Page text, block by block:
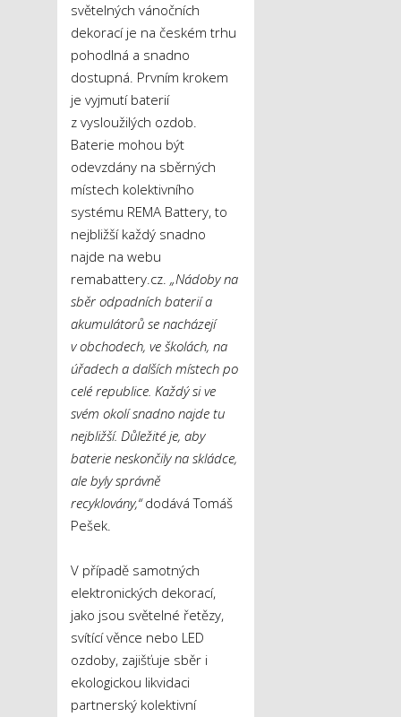
světelných vánočních
dekorací je na českém trhu
pohodlná a snadno
dostupná. Prvním krokem
je vyjmutí baterií
z vysloužilých ozdob.
Baterie mohou být
odevzdány na sběrných
místech kolektivního
systému REMA Battery, to
nejbližší každý snadno
najde na webu
remabattery.cz. „Nádoby na
sběr odpadních baterií a
akumulátorů se nacházejí
v obchodech, ve školách, na
úřadech a dalších místech po
celé republice. Každý si ve
svém okolí snadno najde tu
nejbližší. Důležité je, aby
baterie neskončily na skládce,
ale byly správně
recyklovány,“dodává Tomáš
Pešek.
V případě samotných
elektronických dekorací,
jako jsou světelné řetězy,
svítící věnce nebo LED
ozdoby, zajišťuje sběr i
ekologickou likvidaci
partnerský kolektivní